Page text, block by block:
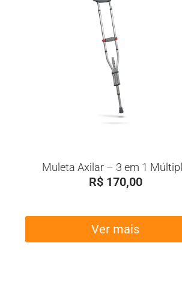
Muleta Axilar – 3 em 1
R$170,00
Ver mais